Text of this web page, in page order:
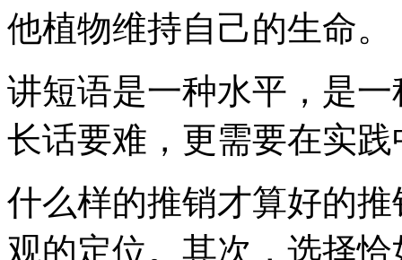
他植物维持自己的生命。
讲短语是一种水平，是
长话要难，更需要在实
什么样的推销才算好的
观的定位。其次，选择